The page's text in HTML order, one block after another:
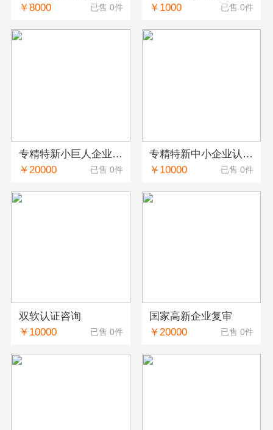
￥8000
已售 0件
￥1000
已售 0件
专精特新小巨人企业认定服务
￥20000
已售 0件
专精特新中小企业认定服务
￥10000
已售 0件
双软认证咨询
￥10000
已售 0件
国家高新企业复审
￥20000
已售 0件